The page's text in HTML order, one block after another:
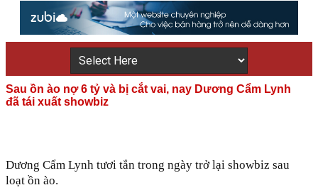
Sau ồn ào nợ 6 tỷ và bị cắt vai, nay Dương Cẩm Lynh
đã tái xuất showbiz
Dương Cẩm Lynh tươi tắn trong ngày trở lại showbiz sau
loạt ồn ào.